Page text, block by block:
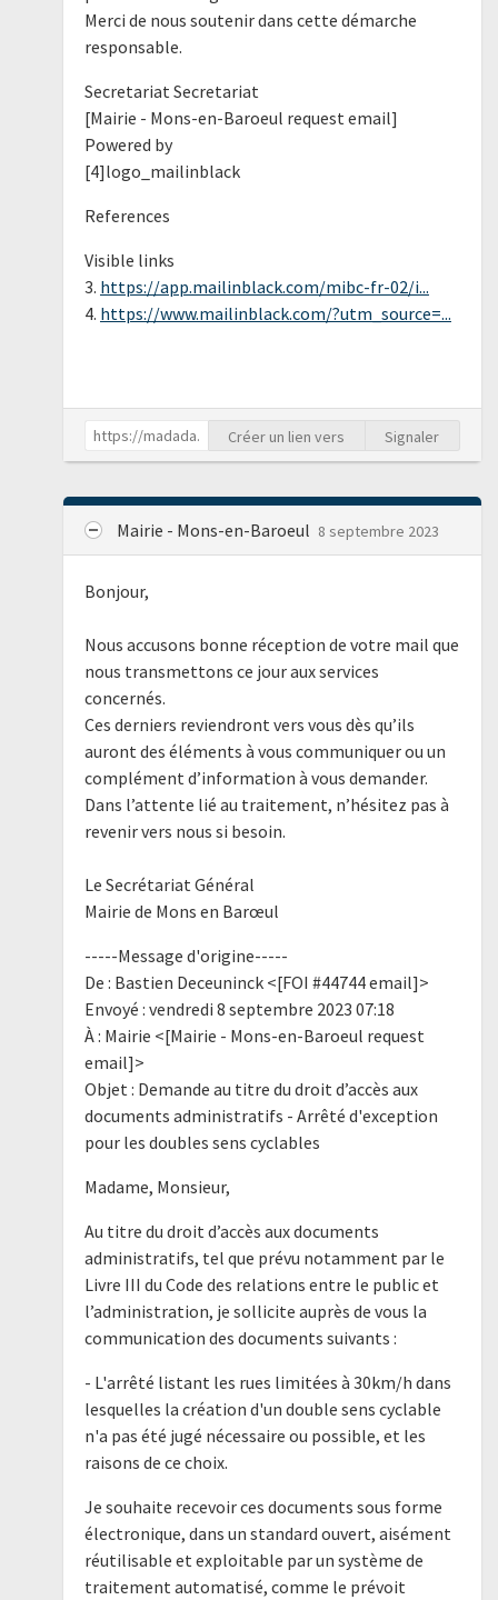
Merci de nous soutenir dans cette démarche
responsable.
Secretariat Secretariat
[Mairie - Mons-en-Baroeul request email]
Powered by
[4]logo_mailinblack
References
Visible links
3. https://app.mailinblack.com/mibc-fr-02/i...
4. https://www.mailinblack.com/?utm_source=...
Créer un lien vers Signaler
Mairie - Mons-en-Baroeul 8 septembre 2023
Bonjour,
Nous accusons bonne réception de votre mail que
nous transmettons ce jour aux services
concernés.
Ces derniers reviendront vers vous dès qu’ils
auront des éléments à vous communiquer ou un
complément d’information à vous demander.
Dans l’attente lié au traitement, n’hésitez pas à
revenir vers nous si besoin.
Le Secrétariat Général
Mairie de Mons en Barœul
-----Message d'origine-----
De : Bastien Deceuninck <[FOI #44744 email]>
Envoyé : vendredi 8 septembre 2023 07:18
À : Mairie <[Mairie - Mons-en-Baroeul request
email]>
Objet : Demande au titre du droit d’accès aux
documents administratifs - Arrêté d'exception
pour les doubles sens cyclables
Madame, Monsieur,
Au titre du droit d’accès aux documents
administratifs, tel que prévu notamment par le
Livre III du Code des relations entre le public et
l’administration, je sollicite auprès de vous la
communication des documents suivants :
- L'arrêté listant les rues limitées à 30km/h dans
lesquelles la création d'un double sens cyclable
n'a pas été jugé nécessaire ou possible, et les
raisons de ce choix.
Je souhaite recevoir ces documents sous forme
électronique, dans un standard ouvert, aisément
réutilisable et exploitable par un système de
traitement automatisé, comme le prévoit